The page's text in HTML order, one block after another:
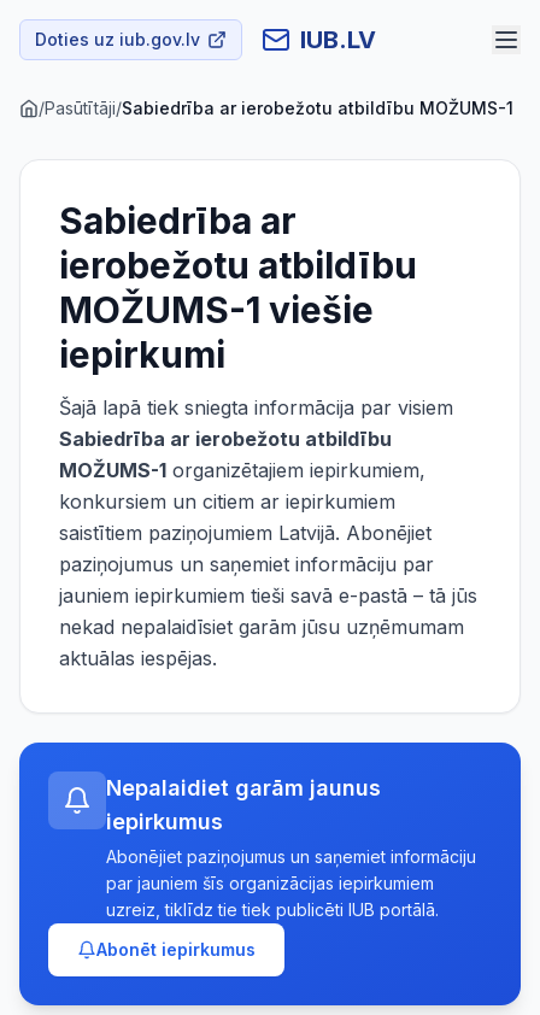
Doties uz iub.gov.lv IUB.LV
/Pasūtītāji/Sabiedrība ar ierobežotu atbildību MOŽUMS-1
Sabiedrība ar
ierobežotu atbildību
MOŽUMS-1 viešie
iepirkumi
Šajā lapā tiek sniegta informācija par visiem
Sabiedrība ar ierobežotu atbildību
MOŽUMS-1 organizētajiem iepirkumiem,
konkursiem un citiem ar iepirkumiem
saistītiem paziņojumiem Latvijā. Abonējiet
paziņojumus un saņemiet informāciju par
jauniem iepirkumiem tieši savā e-pastā – tā jūs
nekad nepalaidīsiet garām jūsu uzņēmumam
aktuālas iespējas.
Nepalaidiet garām jaunus
iepirkumus
Abonējiet paziņojumus un saņemiet informāciju
par jauniem šīs organizācijas iepirkumiem
uzreiz, tiklīdz tie tiek publicēti IUB portālā.
Abonēt iepirkumus